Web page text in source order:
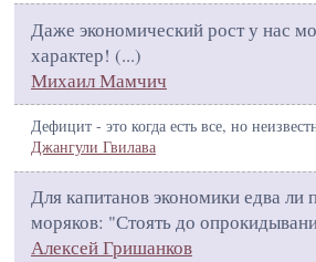
Даже экономический рост у нас
характер! (...)
Михаил Мамчич
Дефицит - это когда есть все, но
Джангули Гвилава
Для капитанов экономики едва ли
моряков: "Стоять до
Алексей Гришанков